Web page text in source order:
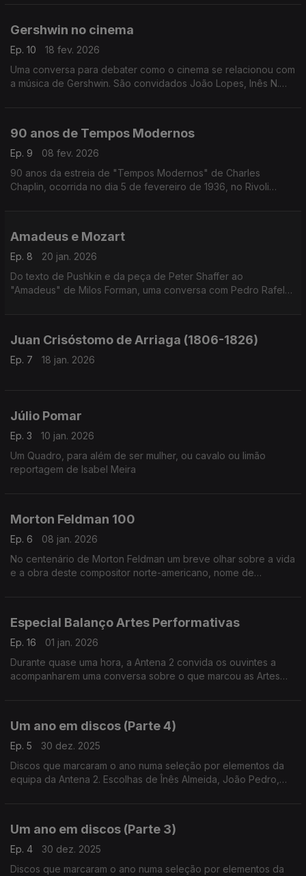
Gershwin no cinema
Ep. 10
18 fev. 2026
Uma conversa para debater como o cinema se relacionou com
a música de Gershwin. São convidados João Lopes, Inês N.
90 anos de Tempos Modernos
Ep. 9
08 fev. 2026
90 anos da estreia de "Tempos Modernos" de Charles
Chaplin, ocorrida no dia 5 de fevereiro de 1936, no Rivoli
Amadeus e Mozart
Ep. 8
20 jan. 2026
Do texto de Pushkin e da peça de Peter Shaffer ao
"Amadeus" de Milos Forman, uma conversa com Pedro Rafel
Juan Crisóstomo de Arriaga (1806-1826)
Ep. 7 18 jan. 2026
Júlio Pomar
Ep. 3
10 jan. 2026
Um Quadro, para além de ser mulher, ou cavalo ou limão
reportagem de Isabel Meira
Morton Feldman 100
Ep. 6
08 jan. 2026
No centenário de Morton Feldman um breve olhar sobre a vida
e a obra deste compositor norte-americano, nome de
Especial Balanço Artes Performativas
Ep. 16
01 jan. 2026
Durante quase uma hora, a Antena 2 convida os ouvintes a
acompanharem uma conversa sobre o que marcou as Artes
Um ano em discos (Parte 4)
Ep. 5
30 dez. 2025
Discos que marcaram o ano numa seleção por elementos da
equipa da Antena 2. Escolhas de Înês Almeida, João Pedro,
Um ano em discos (Parte 3)
Ep. 4
30 dez. 2025
Discos que marcaram o ano numa seleção por elementos da